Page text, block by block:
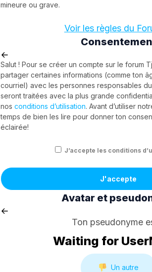
mineure ou grave.
Voir les règles du
Salut ! Pour se créer un compte sur le forum
partager certaines informations (comme ton
courriel) avec les personnes responsables
seront traitées avec la plus grande
nosconditions d’utilisation. Avant d’utiliser
temps de bien les lire pour donner ton
éclairée!
J’accepte les conditions
J'accepte
Avatar et
Ton pseudonyme
Waiting for
Un autre